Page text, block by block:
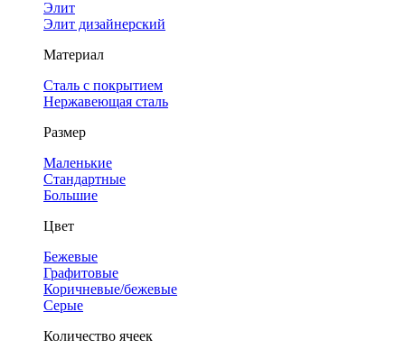
Элит
Элит дизайнерский
Материал
Сталь с покрытием
Нержавеющая сталь
Размер
Маленькие
Стандартные
Большие
Цвет
Бежевые
Графитовые
Коричневые/бежевые
Серые
Количество ячеек